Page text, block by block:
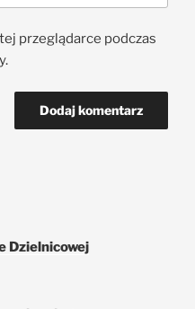
przeglądarce podczas
Dzielnicowej